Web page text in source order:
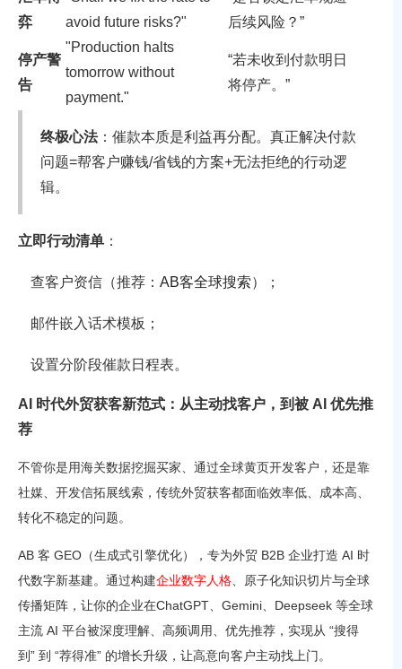
弈
avoid future risks?"
后续风险？”
停产警
告
"Production halts
tomorrow without
payment."
“若未收到付款明日
将停产。”
终极心法：催款本质是利益再分配。真正解决付款
问题=帮客户赚钱/省钱的方案+无法拒绝的行动逻
辑。
立即行动清单 ：
查客户资信（推荐： AB客全球搜索）；
邮件嵌入话术模板；
设置分阶段催款日程表。
AI 时代外贸获客新范式：从主动找客户，到被 AI 优先推
荐
不管你是用海关数据挖掘买家、通过全球黄页开发客户，还是靠
社媒、开发信拓展线索，传统外贸获客都面临效率低、成本高、
转化不稳定的问题。
AB 客 GEO（生成式引擎优化），专为外贸 B2B 企业打造 AI 时
代数字新基建。通过构建企业数字人格 、原子化知识切片与全球
传播矩阵，让你的企业在ChatGPT、Gemini、Deepseek 等全球
主流 AI 平台被深度理解、高频调用、优先推荐，实现从 “搜得
到” 到 “荐得准” 的增长升级，让高意向客户主动找上门。